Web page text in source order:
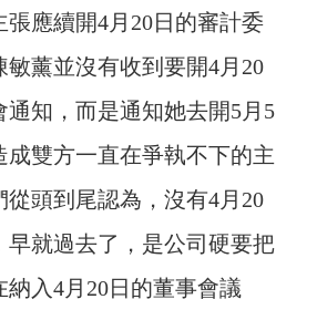
應續開4月20日的審計委
敏薰並沒有收到要開4月20
通知，而是通知她去開5月5
成雙方一直在爭執不下的主
從頭到尾認為，沒有4月20
早就過去了，是公司硬要把
納入4月20日的董事會議